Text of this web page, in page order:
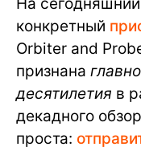
На
конкретный
Orbiter and
признана
десятилетия в
декадного
проста: